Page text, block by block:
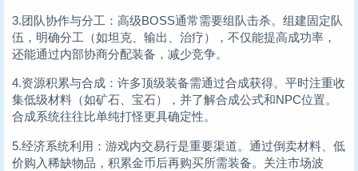
3.团队协作与分工：高级BOSS通常需要组队击杀。组建固定队
伍，明确分工（如坦克、输出、治疗），不仅能提高成功率，
还能通过内部协商分配装备，减少竞争。
4.资源积累与合成：许多顶级装备需通过合成获得。平时注重收
集低级材料（如矿石、宝石），并了解合成公式和NPC位置。
合成系统往往比单纯打怪更具确定性。
5.经济系统利用：游戏内交易行是重要渠道。通过倒卖材料、低
价购入稀缺物品，积累金币后再购买所需装备。关注市场波